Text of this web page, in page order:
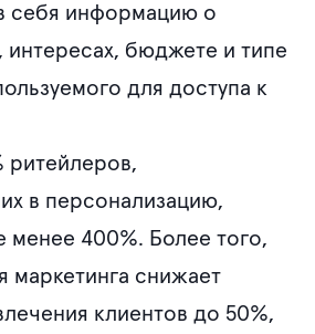
себя информацию о
интересах, бюджете и типе
для доступа к
ритейлеров,
в персонализацию,
менее 400%. Более того,
маркетинга снижает
клиентов до 50%,